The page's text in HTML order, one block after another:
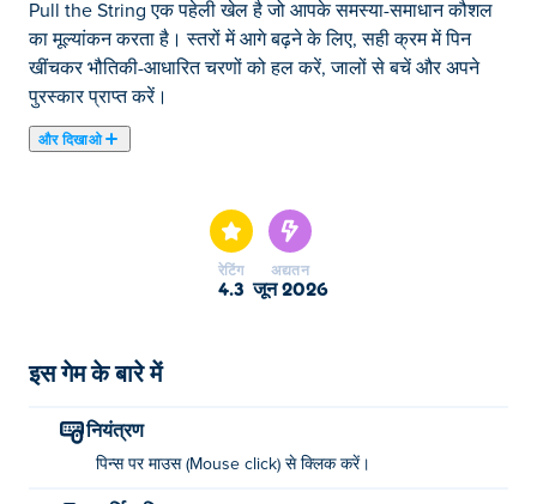
Pull the String एक पहेली खेल है जो आपके समस्या-समाधान कौशल
का मूल्यांकन करता है। स्तरों में आगे बढ़ने के लिए, सही क्रम में पिन
खींचकर भौतिकी-आधारित चरणों को हल करें, जालों से बचें और अपने
पुरस्कार प्राप्त करें।
और दिखाओ
और सोने के विशाल खजाने का दावा करने के लिए एक खोज पर निकलता
है। यह गेम आपकी रणनीति का परीक्षण करता है क्योंकि आपको शिक्षक
को धोखा देने और उसके द्वारा लगाए गए खतरनाक जाल से बचने के लिए
को मात दे सकते हैं और अपने सुनहरे खजाने का दावा कर सकते हैं?
मैं पुल द स्ट्रिंग कैसे खेलूं?
समाधान खोजने के लिए सही क्रम में पिन पर क्लिक करें!
रेटिंग
4.3
अद्यतन
जून 2026
इस गेम के बारे में
नियंत्रण
पिन्स पर माउस (Mouse click) से क्लिक करें।